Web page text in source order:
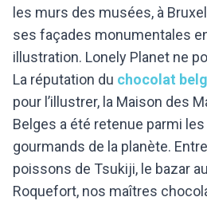
les murs des musées, à
ses façades monumentales
illustration. Lonely Planet ne
La réputation du chocolat
pour l’illustrer, la Maison des
Belges a été retenue parmi
gourmands de la planète.
poissons de Tsukiji, le bazar
Roquefort, nos maîtres